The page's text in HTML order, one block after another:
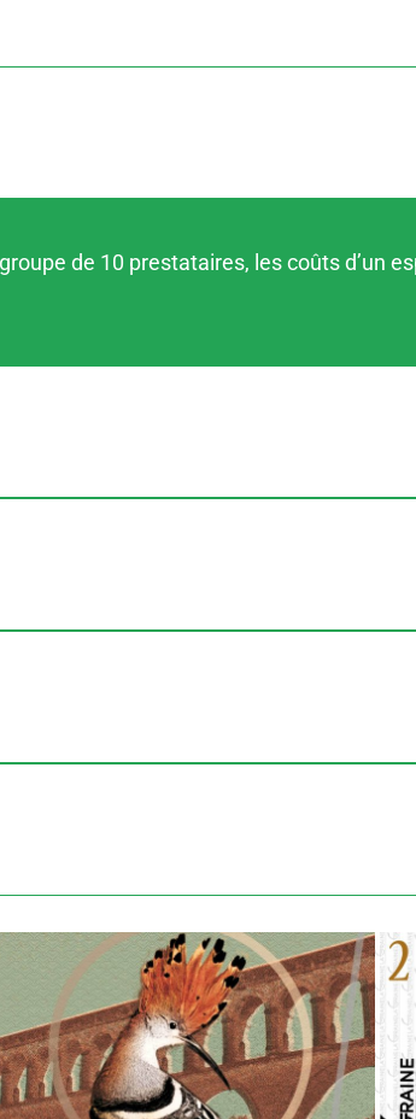
de 10 prestataires, les coûts d’un